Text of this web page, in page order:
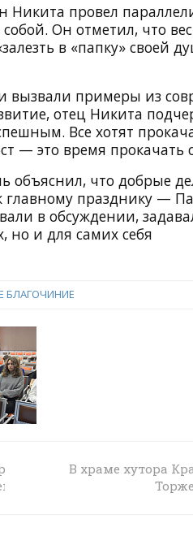
Никита провел
Он отметил, что
в «папку» своей
вызвали примеры из
отец Никита
Все хотят
— это время прокачать
объяснил, что добрые
главному празднику —
в обсуждении,
но и для самих себя
БЛАГОЧИНИЕ
ШахтыВ храме хутора